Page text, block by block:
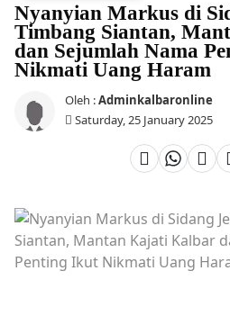
Nyanyian Markus di
Timbang Siantan,
dan Sejumlah Nama
Nikmati Uang Haram
Oleh :Adminkalbaronline
Saturday, 25 January 2025